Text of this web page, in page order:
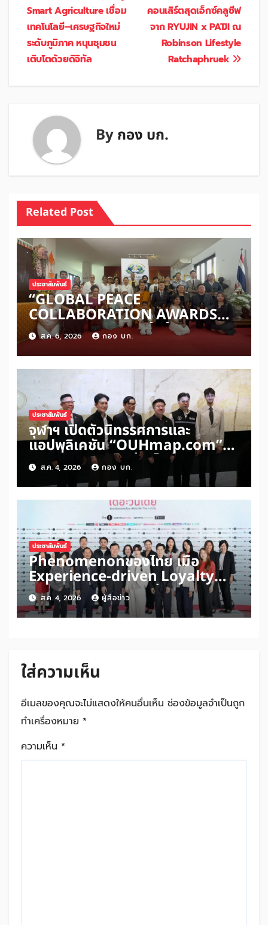
คอนเสิร์ตสุดเอ็กซ์คลูซีฟ
จาก RYUJIN x PATJI ณ
Robinson Lifestyle
Ratchaphruek
Smart Agriculture เชื่อม
เทคโนโลยี–เศรษฐกิจใหม่
ระดับภูมิภาค หนุนชุมชน
เติบโตด้วยดิจิทัล
Byกอง บก.
Related Post
ประชาสัมพันธ์
“GLOBAL PEACE
COLLABORATION AWARDS
2026” เปิดเวทีเชิดชูผู้สร้างสันติภาพ
โลก ดันแนวคิด ‘สันติภาพเริ่มต้น
จากหัวใจมนุษย์’ สู่ความร่วมมือระดับ
นานาชาติ
ส.ค. 6, 2026 กอง บก.
ประชาสัมพันธ์
จุฬาฯ เปิดตัวนิทรรศการและ
แอปพลิเคชัน “OUHmap.com”
ระยะที่ 2 ปักหมุดย่านไชน่าทาวน์–
บรรทัดทอง–สามย่าน เชื่อมโยง
มรดกเมืองสามัญด้าน “อาหาร–พื้นที่
ศักดิ์สิทธิ์” สู่เศรษฐกิจสร้างสรรค์
ส.ค. 4, 2026 กอง บก.
ประชาสัมพันธ์
Phenomenonของไทย เมื่อ
Experience-driven Loyalty
พลิก “ประสบการณ์” สู่แรงขับ
เคลื่อนการใช้จ่ายผสาน Ecosystem
ที่แข็งแกร่งของกลุ่มเซ็นทรัล สร้าง
ส.ค. 4, 2026 ผู้สื่อข่าว
ใส่ความเห็น
อีเมลของคุณจะไม่แสดงให้คนอื่นเห็น ช่องข้อมูลจำเป็นถูก
ทำเครื่องหมาย *
ความเห็น *